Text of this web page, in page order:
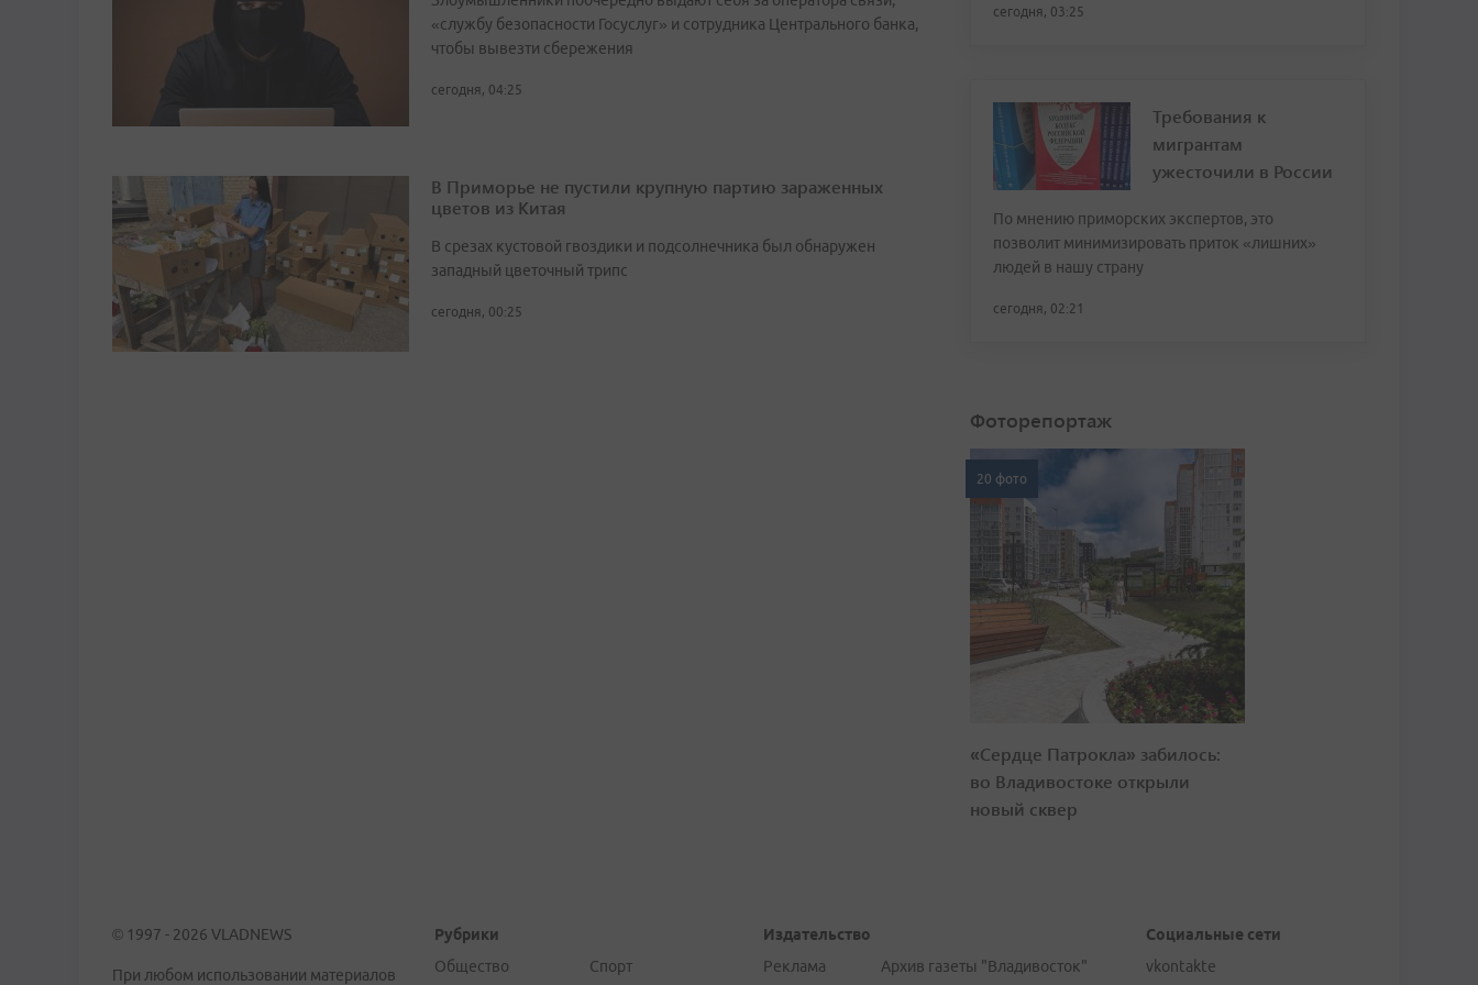
«службу безопасности Госуслуг» и сотрудника Центрального банка,
чтобы вывезти сбережения
сегодня, 04:25
В Приморье не пустили крупную партию зараженных
цветов из Китая
В срезах кустовой гвоздики и подсолнечника был обнаружен
западный цветочный трипс
сегодня, 00:25
сегодня, 03:25
Требования к
мигрантам
ужесточили в России
По мнению приморских экспертов, это
позволит минимизировать приток «лишних»
людей в нашу страну
сегодня, 02:21
Фоторепортаж
20 фото
«Сердце Патрокла» забилось:
во Владивостоке открыли
новый сквер
© 1997 - 2026 VLADNEWS
При любом использовании материалов
Рубрики
Общество
Спорт
Издательство
Реклама
Архив газеты "Владивосток"
Социальные сети
vkontakte